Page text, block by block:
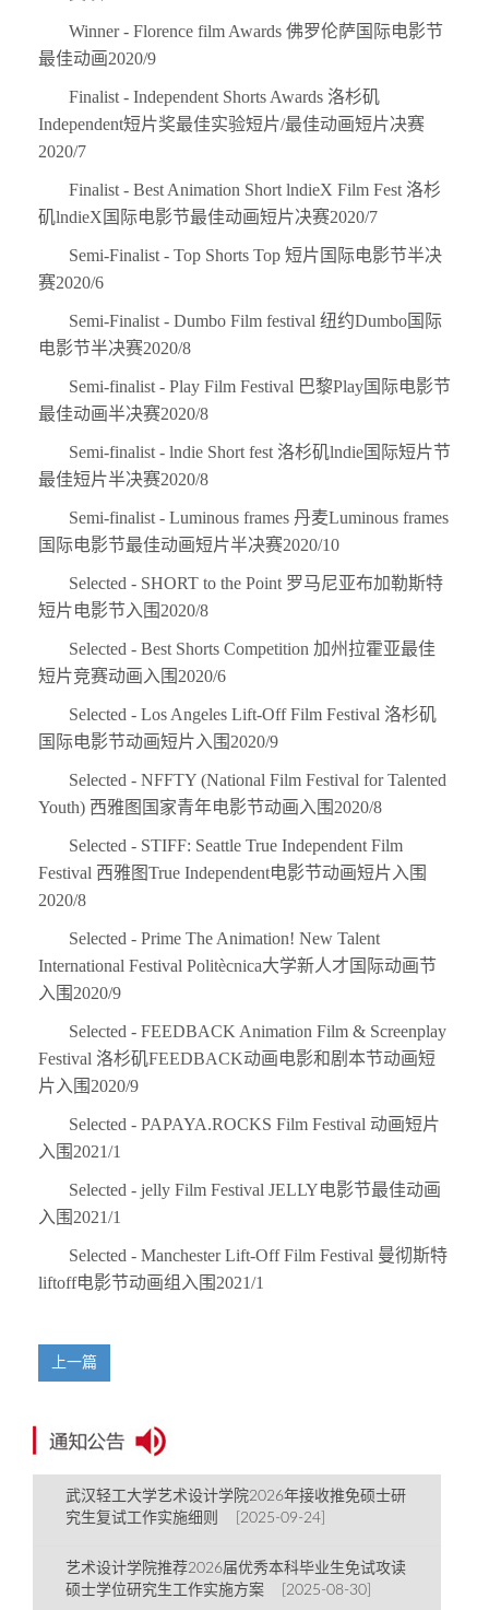
Winner - Florence film Awards 佛罗伦萨国际电影节
最佳动画2020/9
Finalist - Independent Shorts Awards 洛杉矶
Independent短片奖最佳实验短片/最佳动画短片决赛
2020/7
Finalist - Best Animation Short lndieX Film Fest 洛杉
矶lndieX国际电影节最佳动画短片决赛2020/7
Semi-Finalist - Top Shorts Top 短片国际电影节半决
赛2020/6
Semi-Finalist - Dumbo Film festival 纽约Dumbo国际
电影节半决赛2020/8
Semi-finalist - Play Film Festival 巴黎Play国际电影节
最佳动画半决赛2020/8
Semi-finalist - lndie Short fest 洛杉矶lndie国际短片节
最佳短片半决赛2020/8
Semi-finalist - Luminous frames 丹麦Luminous frames
国际电影节最佳动画短片半决赛2020/10
Selected - SHORT to the Point 罗马尼亚布加勒斯特
短片电影节入围2020/8
Selected - Best Shorts Competition 加州拉霍亚最佳
短片竞赛动画入围2020/6
Selected - Los Angeles Lift-Off Film Festival 洛杉矶
国际电影节动画短片入围2020/9
Selected - NFFTY (National Film Festival for Talented
Youth) 西雅图国家青年电影节动画入围2020/8
Selected - STIFF: Seattle True Independent Film
Festival 西雅图True Independent电影节动画短片入围
2020/8
Selected - Prime The Animation! New Talent
International Festival Politècnica大学新人才国际动画节
入围2020/9
Selected - FEEDBACK Animation Film & Screenplay
Festival 洛杉矶FEEDBACK动画电影和剧本节动画短
片入围2020/9
Selected - PAPAYA.ROCKS Film Festival 动画短片
入围2021/1
Selected - jelly Film Festival JELLY电影节最佳动画
入围2021/1
Selected - Manchester Lift-Off Film Festival 曼彻斯特
liftoff电影节动画组入围2021/1
上一篇
武汉轻工大学艺术设计学院2026年接收推免硕士研
究生复试工作实施细则 [2025-09-24]
艺术设计学院推荐2026届优秀本科毕业生免试攻读
硕士学位研究生工作实施方案 [2025-08-30]